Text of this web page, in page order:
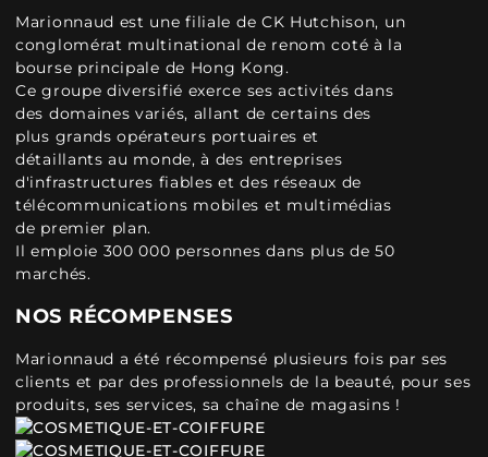
Marionnaud est une filiale de CK Hutchison, un
conglomérat multinational de renom coté à la
bourse principale de Hong Kong.
Ce groupe diversifié exerce ses activités dans
des domaines variés, allant de certains des
plus grands opérateurs portuaires et
détaillants au monde, à des entreprises
d'infrastructures fiables et des réseaux de
télécommunications mobiles et multimédias
de premier plan.
Il emploie 300 000 personnes dans plus de 50
marchés.
NOS RÉCOMPENSES
Marionnaud a été récompensé plusieurs fois par ses
clients et par des professionnels de la beauté, pour ses
produits, ses services, sa chaîne de magasins !